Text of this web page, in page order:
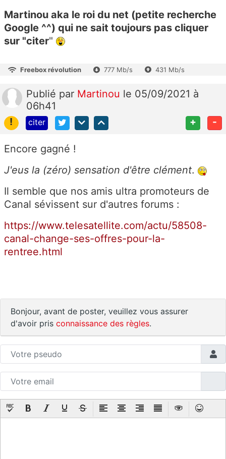
Martinou aka le roi du net (petite recherche
Google ^^) qui ne sait toujours pas cliquer
sur "citer"
Freebox révolution 777 Mb/s 431 Mb/s
Publié par Martinou le 05/09/2021 à
06h41
!
citer + -
Encore gagné !
J'eus la (zéro) sensation d'être clément.
Il semble que nos amis ultra promoteurs de
Canal sévissent sur d'autres forums :
https://www.telesatellite.com/actu/58508-
canal-change-ses-offres-pour-la-
rentree.html
Bonjour, avant de poster, veuillez vous assurer
d'avoir pris connaissance des règles.